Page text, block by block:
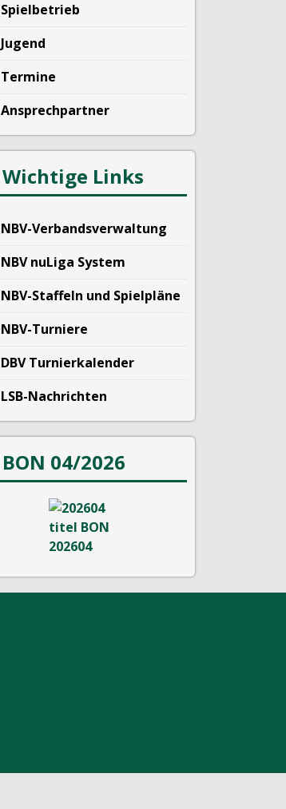
Spielbetrieb
Jugend
Termine
Ansprechpartner
Wichtige Links
NBV-Verbandsverwaltung
NBV nuLiga System
NBV-Staffeln und Spielpläne
NBV-Turniere
DBV Turnierkalender
LSB-Nachrichten
BON 04/2026